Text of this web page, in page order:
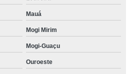
Mauá
Mogi Mirim
Mogi-Guaçu
Ouroeste